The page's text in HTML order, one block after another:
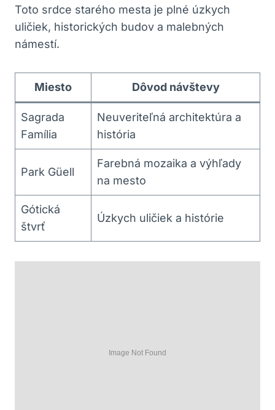
Toto srdce starého mesta je plné úzkych
uličiek, historických budov a malebných
námestí.
Miesto Dôvod návštevy
Sagrada
Família
Neuveriteľná architektúra a
história
Park Güell
Farebná mozaika a výhľady
na mesto
Gótická
štvrť
Úzkych uličiek a histórie